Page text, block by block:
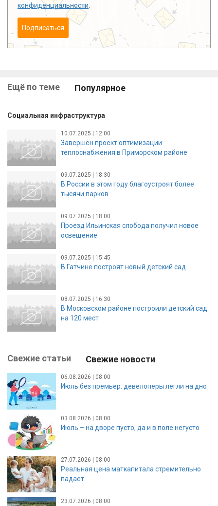
конфиденциальности
Подписаться
Ещё по теме Популярное
Социальная инфраструктура
10.07.2025 | 12:00
Завершен проект оптимизации
теплоснабжения в Приморском районе
09.07.2025 | 18:30
В России в этом году благоустроят более
тысячи парков
09.07.2025 | 18:00
Проезд Ильинская слобода получил новое
освещение
09.07.2025 | 15:45
В Гатчине построят новый детский сад
08.07.2025 | 16:30
В Московском районе построили детский сад
на 120 мест
Свежие статьи Свежие новости
06.08.2026 | 08:00
Июль без премьер: девелоперы легли на дно
03.08.2026 | 08:00
Июль – на дворе пусто, да и в поле негусто
27.07.2026 | 08:00
Реальная цена маткапитала стремительно
падает
23.07.2026 | 08:00